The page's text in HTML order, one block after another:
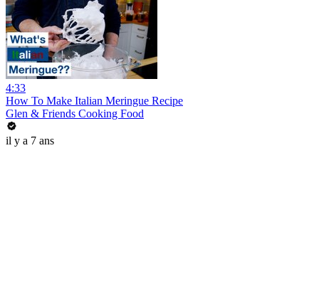
4:33
How To Make Italian Meringue Recipe
Glen & Friends Cooking Food
il y a 7 ans